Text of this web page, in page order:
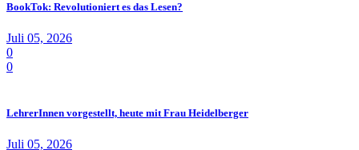
BookTok: Revolutioniert es das Lesen?
Juli 05, 2026
0
0
LehrerInnen vorgestellt, heute mit Frau Heidelberger
Juli 05, 2026